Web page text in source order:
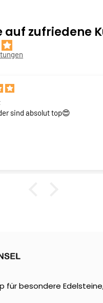
auf zufriedene
sind absolut top😍
für besondere